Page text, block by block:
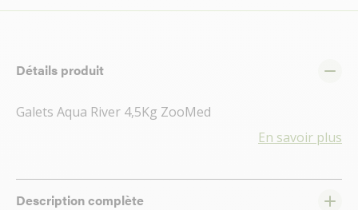
Détails produit
Galets Aqua River 4,5Kg ZooMed
En savoir plus
Description complète